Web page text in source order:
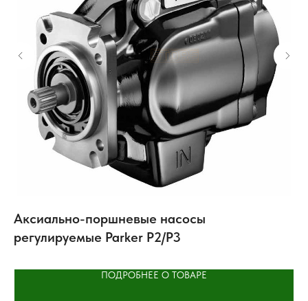
Аксиально-поршневые насосы
регулируемые Parker P2/P3
ПОДРОБНЕЕ О ТОВАРЕ